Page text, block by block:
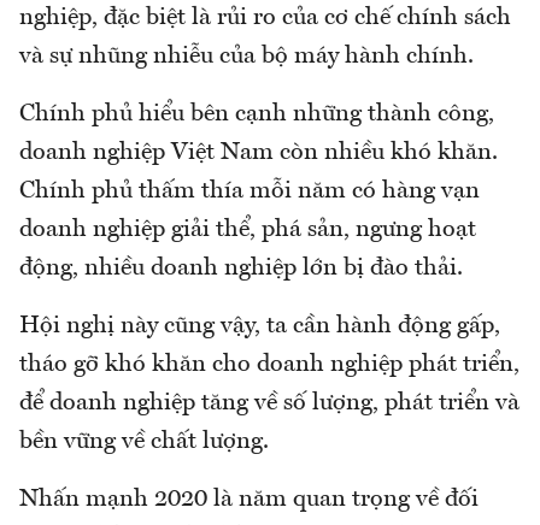
nghiệp, đặc biệt là rủi ro của cơ chế chính sách
và sự nhũng nhiễu của bộ máy hành chính.
Chính phủ hiểu bên cạnh những thành công,
doanh nghiệp Việt Nam còn nhiều khó khăn.
Chính phủ thấm thía mỗi năm có hàng vạn
doanh nghiệp giải thể, phá sản, ngưng hoạt
động, nhiều doanh nghiệp lớn bị đào thải.
Hội nghị này cũng vậy, ta cần hành động gấp,
tháo gỡ khó khăn cho doanh nghiệp phát triển,
để doanh nghiệp tăng về số lượng, phát triển và
bền vững về chất lượng.
Nhấn mạnh 2020 là năm quan trọng về đối